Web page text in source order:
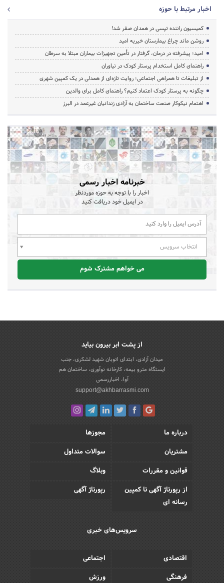
اخبار مرتبط با حوزه
کمیسیون راننده تپسی در همدان صفر شد!
روشن ماند چراغ بیمارستان خیریه امید
امید؛ پیشرفته در درمان، گرفتار در تأمین تجهیزات بیماران مبتلا به سرطان
راهنمای کامل استخدام پرستار کودک در نیاوران
از تبلیغات تا همراهی اجتماعی؛ روایت تازه‌ای از همدلی در یک کمپین شهری
چگونه به پرستار کودک اعتماد کنیم؟ راهنمای کامل برای والدین
اهتمام نیکوکار صنعت ساختمان به آزادی زندانیان غیرعمد در البرز
خبرنامه اخبار رسمی
اخبار را با توجه به حوزه موردنظر
در ایمیل خود دریافت کنید
انتخاب سرویس
می خواهم مشترک شوم
از پشت ابر بیرون بیاید
میدان آزادی، ابتدای اتوبان شهید لشکری، جنب
ایستگاه مترو بیمه، کارخانه نوآوری، ساختمان هم
آوا، اخباررسمی
support@akhbarrasmi.com
درباره ما
مجوزها
مشتریان
سوالات متداول
قوانین و مقررات
وبلاگ
از رپورتاژ آگهی تا کمپین
رسانه ای
رپورتاژ آگهی
سرویس‌های خبری
اقتصادی
اجتماعی
فرهنگی
ورزش